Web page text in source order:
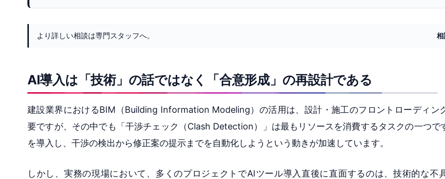
より詳しい相談は専門スタッフへ。
AI導入は「技術」の話ではなく「合意形成」の再設計である
建設業界におけるBIM（Building Information Modeling）の活用は、設計・施工のフロントローディン
要ですが、その中でも「干渉チェック（Clash Detection）」は最もリソースを消費するタスクの一つで
を導入し、干渉の検出から修正案の提示までを自動化しようという動きが加速しています。
しかし、実務の現場において、多くのプロジェクトでAIツール導入直後に直面するのは、技術的な不